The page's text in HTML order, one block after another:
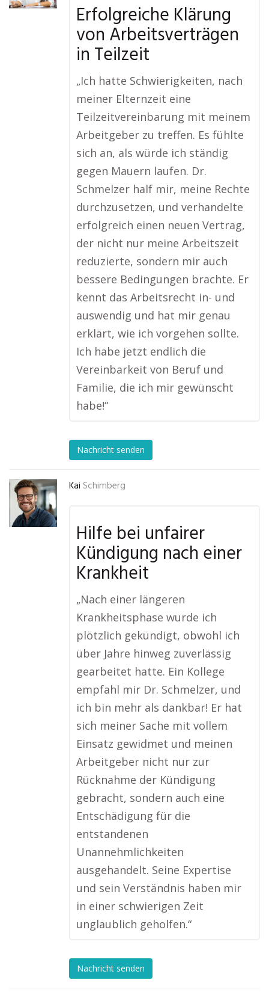
Erfolgreiche Klärung
von Arbeitsverträgen
in Teilzeit
„Ich hatte Schwierigkeiten, nach
meiner Elternzeit eine
Teilzeitvereinbarung mit meinem
Arbeitgeber zu treffen. Es fühlte
sich an, als würde ich ständig
gegen Mauern laufen. Dr.
Schmelzer half mir, meine Rechte
durchzusetzen, und verhandelte
erfolgreich einen neuen Vertrag,
der nicht nur meine Arbeitszeit
reduzierte, sondern mir auch
bessere Bedingungen brachte. Er
kennt das Arbeitsrecht in- und
auswendig und hat mir genau
erklärt, wie ich vorgehen sollte.
Ich habe jetzt endlich die
Vereinbarkeit von Beruf und
Familie, die ich mir gewünscht
habe!“
Nachricht senden
Kai Schimberg
Hilfe bei unfairer
Kündigung nach einer
Krankheit
„Nach einer längeren
Krankheitsphase wurde ich
plötzlich gekündigt, obwohl ich
über Jahre hinweg zuverlässig
gearbeitet hatte. Ein Kollege
empfahl mir Dr. Schmelzer, und
ich bin mehr als dankbar! Er hat
sich meiner Sache mit vollem
Einsatz gewidmet und meinen
Arbeitgeber nicht nur zur
Rücknahme der Kündigung
gebracht, sondern auch eine
Entschädigung für die
entstandenen
Unannehmlichkeiten
ausgehandelt. Seine Expertise
und sein Verständnis haben mir
in einer schwierigen Zeit
unglaublich geholfen.“
Nachricht senden